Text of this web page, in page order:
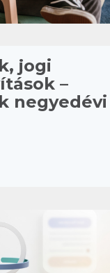
jogi
–
negyedévi